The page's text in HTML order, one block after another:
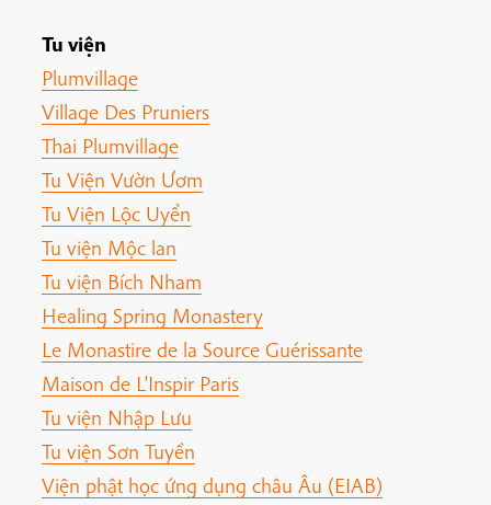
Tu viện
Plumvillage
Village Des Pruniers
Thai Plumvillage
Tu Viện Vườn Ươm
Tu Viện Lộc Uyển
Tu viện Mộc lan
Tu viện Bích Nham
Healing Spring Monastery
Le Monastire de la Source Guérissante
Maison de L'Inspir Paris
Tu viện Nhập Lưu
Tu viện Sơn Tuyền
Viện phật học ứng dụng châu Âu (EIAB)